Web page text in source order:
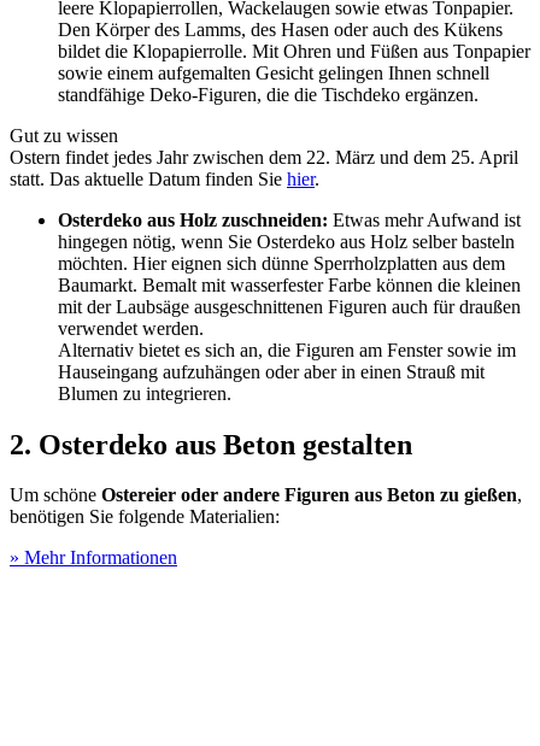
leere Klopapierrollen, Wackelaugen sowie etwas Tonpapier.
Den Körper des Lamms, des Hasen oder auch des Kükens
bildet die Klopapierrolle. Mit Ohren und Füßen aus Tonpapier
sowie einem aufgemalten Gesicht gelingen Ihnen schnell
standfähige Deko-Figuren, die die Tischdeko ergänzen.
Gut zu wissen
Ostern findet jedes Jahr zwischen dem 22. März und dem 25. April
statt. Das aktuelle Datum finden Sie hier.
Osterdeko aus Holz zuschneiden: Etwas mehr Aufwand ist
hingegen nötig, wenn Sie Osterdeko aus Holz selber basteln
möchten. Hier eignen sich dünne Sperrholzplatten aus dem
Baumarkt. Bemalt mit wasserfester Farbe können die kleinen
mit der Laubsäge ausgeschnittenen Figuren auch für draußen
verwendet werden.
Alternativ bietet es sich an, die Figuren am Fenster sowie im
Hauseingang aufzuhängen oder aber in einen Strauß mit
Blumen zu integrieren.
2. Osterdeko aus Beton gestalten
Um schöne Ostereier oder andere Figuren aus Beton zu gießen,
benötigen Sie folgende Materialien:
» Mehr Informationen